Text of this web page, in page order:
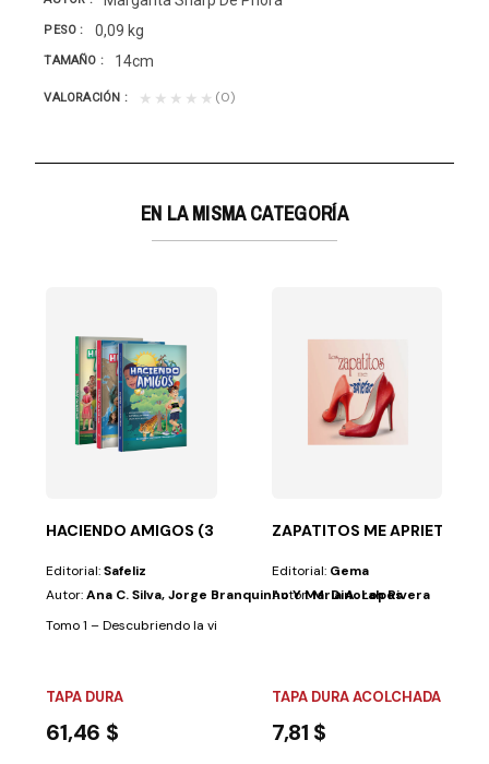
PESO 0,09 kg
TAMAÑO 14cm
VALORACIÓN ★★★★★ (0)
EN LA MISMA CATEGORÍA
pasea por sus senderos para que conozcas a un...
HACIENDO AMIGOS (3 VOLUMES)
Editorial:Safeliz
Autor:Ana C. Silva, Jorge Branquinho Y Maria A. Lopes
Tomo 1 – Descubriendo la vida y la naturaleza:Uno de los objetivos de
TAPA DURA
61,46 $
ZAPATITOS ME APRIETAN,
Editorial: Gema
Autor:M. Dinorah Rivera
TAPA DURA ACOLCHADA
7,81 $